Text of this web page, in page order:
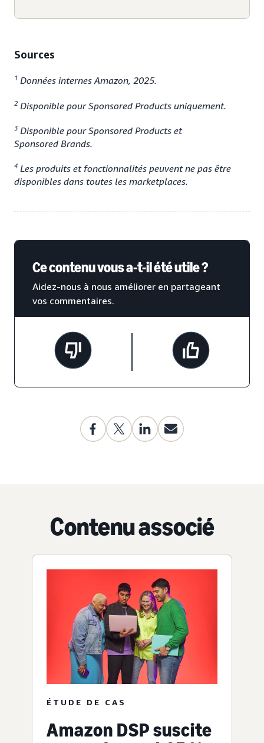
Sources
1 Données internes Amazon, 2025.
2 Disponible pour Sponsored Products uniquement.
3 Disponible pour Sponsored Products et
Sponsored Brands.
4 Les produits et fonctionnalités peuvent ne pas être
disponibles dans toutes les marketplaces.
Ce contenu vous a-t-il été utile ?
Aidez-nous à nous améliorer en partageant
vos commentaires.
Contenu associé
ÉTUDE DE CAS
Amazon DSP suscite